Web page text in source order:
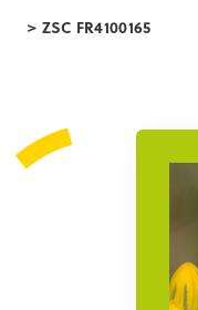
> ZSC FR4100165